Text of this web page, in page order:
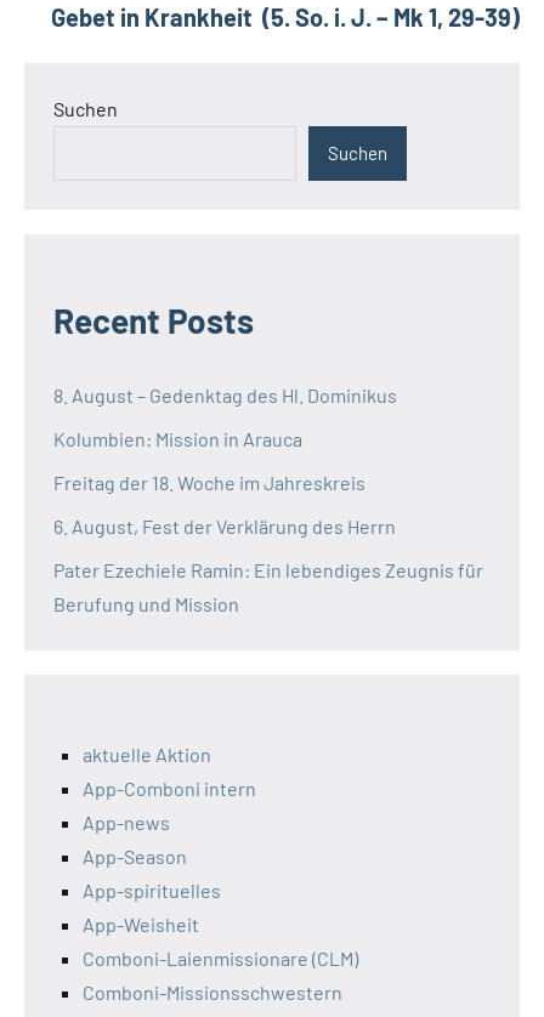
Gebet in Krankheit (5. So. i. J. – Mk 1, 29-39)
Suchen
Suchen
Recent Posts
8. August – Gedenktag des Hl. Dominikus
Kolumbien: Mission in Arauca
Freitag der 18. Woche im Jahreskreis
6. August, Fest der Verklärung des Herrn
Pater Ezechiele Ramin: Ein lebendiges Zeugnis für
Berufung und Mission
aktuelle Aktion
App-Comboni intern
App-news
App-Season
App-spirituelles
App-Weisheit
Comboni-Laienmissionare (CLM)
Comboni-Missionsschwestern